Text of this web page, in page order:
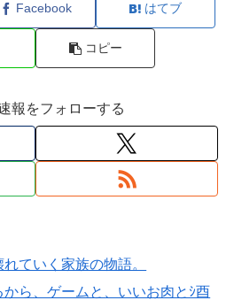
Facebook はてブ
コピー
報をフォローする
ていく家族の物語。
から、ゲームと、いいお肉とｼ酉